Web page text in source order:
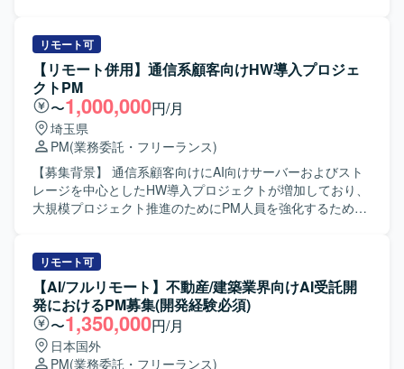
【ポジションの魅力】 ・Salesforceの複数クラウド
（ServiceCloud, SalesCloud, Classic環境など）に関わるこ
とで、幅広い機能・領域の知見を深めていただけます。 ・
顧客折衝から実装まで一貫して対応することで、上流工程
から開発までのスキルをバランスよく高めることができま
す。 ・継続的な保守・改善を通じて、長期的な関係構築と
業務理解を深める経験を積んでいただけます。 【開発環
境】 Salesforce（ServiceCloud, SalesCloud, Classic環
境）、Apex、Visualforce、AccountEngagement（旧
Pardot）などを利用した環境となっております。
ル調整、顧客折衝、各種会議のファシリテート、メンバー
管理、成果物レビューおよび品質・納期・スコープ管理を
ご担当いただきます。 PLとしては、業務要件整理、業務お
よび運用フロー設計、Salesforce機能設計・仕様調整、設計
レビュー、開発メンバーの管理・フォロー、テスト計画や
移行・リリース支援をご担当いただきます。 SEとしては、
Salesforce機能の設定・開発、外部連携のSalesforce側対
応、設計書などのドキュメント作成、テスト仕様書作成お
よびテスト実施、不具合対応、移行・リリース支援をご担
当いただきます。 【求める人物像】 上流工程を自走でき、
者と連携し主体的に課題解決に取り組める方にご活躍いた
だきたいと考えております。長期的な参画を前提に、継続
的な改善提案や業務理解の深化に取り組んでいただける方
を歓迎いたします。 【ポジションの魅力】 法人向けコンタ
クトセンター領域において、Salesforce Service Cloudや
Data Cloud / Agentforceなどの最新機能を活用した構築プロ
リモート可
【リモート併用】通信系顧客向けHW導入プロジェ
クトPM
〜1,000,000円/月
埼玉県
PM(業務委託・フリーランス)
【募集背景】 通信系顧客向けにAI向けサーバーおよびスト
レージを中心としたHW導入プロジェクトが増加しており、
大規模プロジェクト推進のためにPM人員を強化するための
サーバーおよびストレージを中心とした導入案件の管理全
般をご担当いただきます。 顧客との打ち合わせや作業日程
調整、QA対応などの対外折衝を行っていただきます。 ベン
ダー内のSE部隊との間で、作業日程およびリソースアサイ
ンの調整、課題整理を実施していただきます。 搬入業者の
手配やデータセンター側への入館申請など、機器搬入に関
リモート可
【AI/フルリモート】不動産/建築業界向けAI受託開
発におけるPM募集(開発経験必須)
〜1,350,000円/月
日本国外
PM(業務委託・フリーランス)